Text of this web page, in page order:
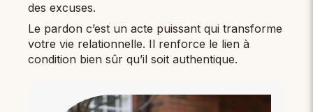
des excuses.
Le pardon c’est un acte puissant qui transforme
votre vie relationnelle. Il renforce le lien à
condition bien sûr qu’il soit authentique.